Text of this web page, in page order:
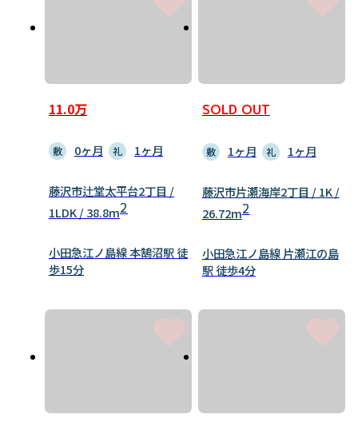
11.0万
敷 0ヶ月 礼 1ヶ月
藤沢市辻堂太平台2丁目 /
1LDK / 38.8m2
小田急江ノ島線 本鵠沼駅 徒
歩15分
SOLD OUT
敷 1ヶ月 礼 1ヶ月
藤沢市片瀬海岸2丁目 / 1K /
26.72m2
小田急江ノ島線 片瀬江の島
駅 徒歩4分